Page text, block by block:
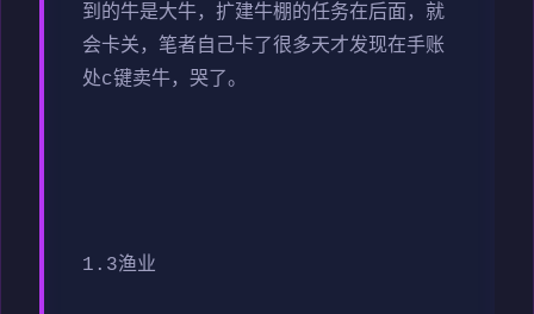
到的牛是大牛，扩建牛棚的任务在后面，就
会卡关，笔者自己卡了很多天才发现在手账
处c键卖牛，哭了。
1.3渔业